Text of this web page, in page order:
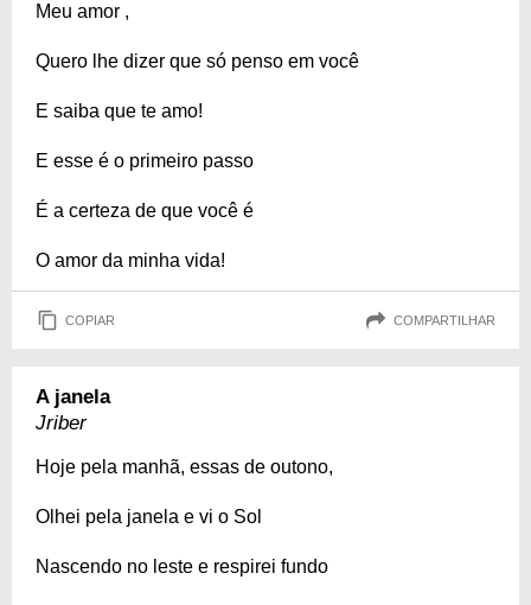
Meu amor ,
Quero lhe dizer que só penso em você
E saiba que te amo!
E esse é o primeiro passo
É a certeza de que você é
O amor da minha vida!
COPIAR COMPARTILHAR
A janela
Jriber
Hoje pela manhã, essas de outono,
Olhei pela janela e vi o Sol
Nascendo no leste e respirei fundo